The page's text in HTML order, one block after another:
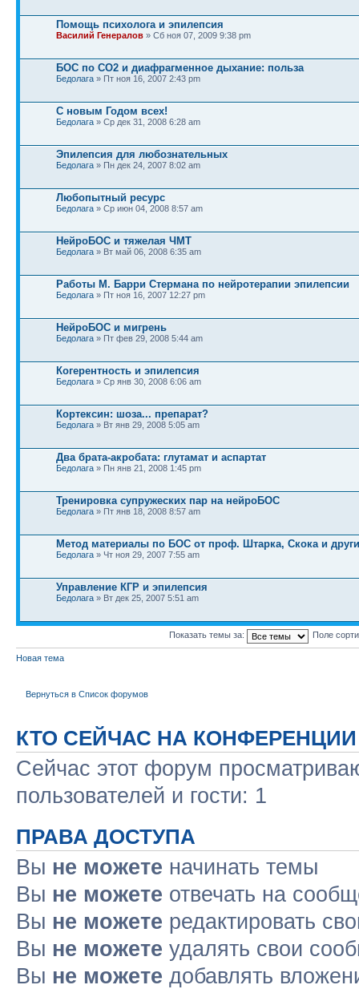
Помощь психолога и эпилепсия
Василий Генералов » Сб ноя 07, 2009 9:38 pm
БОС по СО2 и диафрагменное дыхание: польза
Бедолага » Пт ноя 16, 2007 2:43 pm
С новым Годом всех!
Бедолага » Ср дек 31, 2008 6:28 am
Эпилепсия для любознательных
Бедолага » Пн дек 24, 2007 8:02 am
Любопытный ресурс
Бедолага » Ср июн 04, 2008 8:57 am
НейроБОС и тяжелая ЧМТ
Бедолага » Вт май 06, 2008 6:35 am
Работы М. Барри Стермана по нейротерапии эпилепсии
Бедолага » Пт ноя 16, 2007 12:27 pm
НейроБОС и мигрень
Бедолага » Пт фев 29, 2008 5:44 am
Когерентность и эпилепсия
Бедолага » Ср янв 30, 2008 6:06 am
Кортексин: шоза... препарат?
Бедолага » Вт янв 29, 2008 5:05 am
Два брата-акробата: глутамат и аспартат
Бедолага » Пн янв 21, 2008 1:45 pm
Тренировка супружеских пар на нейроБОС
Бедолага » Пт янв 18, 2008 8:57 am
Метод материалы по БОС от проф. Штарка, Скока и
Бедолага » Чт ноя 29, 2007 7:55 am
Управление КГР и эпилепсия
Бедолага » Вт дек 25, 2007 5:51 am
Показать темы за: Поле
Новая тема
Вернуться в Список форумов
КТО СЕЙЧАС НА КОНФЕРЕНЦИИ
Сейчас этот форум
пользователей и гости: 1
ПРАВА ДОСТУПА
Вы не можете начинать темы
Вы не можете отвечать на
Вы не можете редактировать
Вы не можете удалять свои
Вы не можете добавлять